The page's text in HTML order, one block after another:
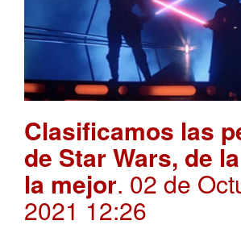
Clasificamos las
de Star Wars, de
la mejor. 02 de
2021 12:26